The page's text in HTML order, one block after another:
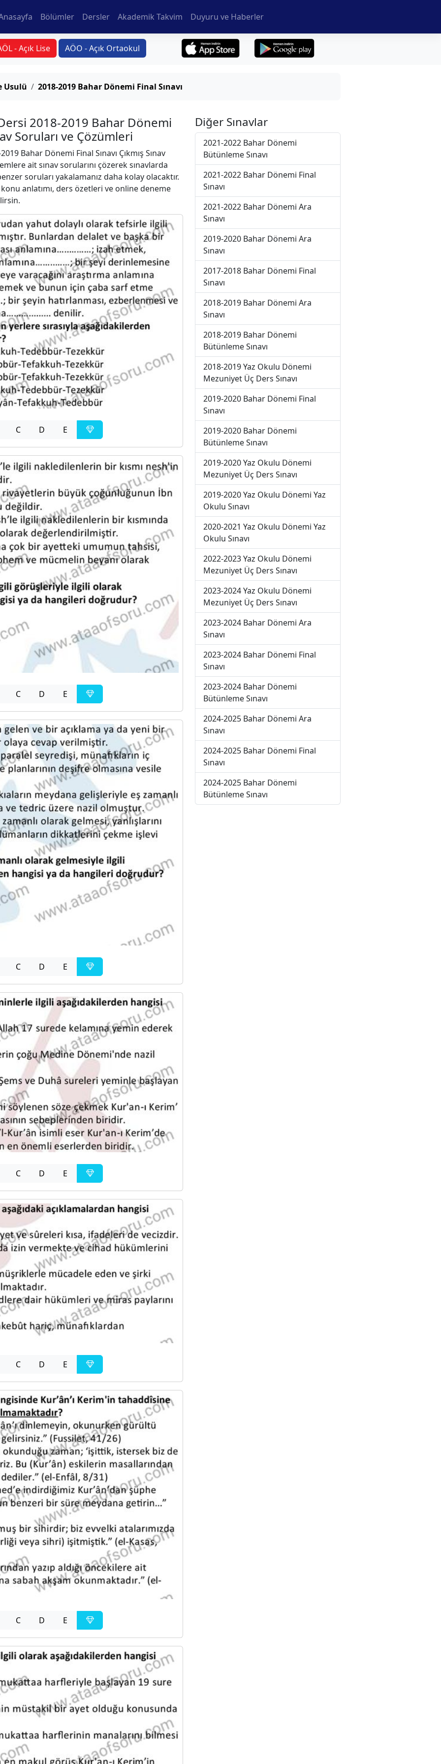
Bölümler Dersler Akademik Takvim Duyuru ve Haberler
- Açık Lise AÖO - Açık Ortaokul
Usulü 2018-2019 Bahar Dönemi Final Sınavı
2018-2019 Bahar Dönemi
Soruları ve Çözümleri
Bahar Dönemi Final Sınavı Çıkmış Sınav
ait sınav sorularını çözerek sınavlarda
soruları yakalamanız daha kolay olacaktır.
konu anlatımı, ders özetleri ve online deneme
C D E
C D E
C D E
C D E
C D E
C D E
Diğer Sınavlar
2021-2022 Bahar Dönemi
Bütünleme Sınavı
2021-2022 Bahar Dönemi Final
Sınavı
2021-2022 Bahar Dönemi Ara
Sınavı
2019-2020 Bahar Dönemi Ara
Sınavı
2017-2018 Bahar Dönemi Final
Sınavı
2018-2019 Bahar Dönemi Ara
Sınavı
2018-2019 Bahar Dönemi
Bütünleme Sınavı
2018-2019 Yaz Okulu Dönemi
Mezuniyet Üç Ders Sınavı
2019-2020 Bahar Dönemi Final
Sınavı
2019-2020 Bahar Dönemi
Bütünleme Sınavı
2019-2020 Yaz Okulu Dönemi
Mezuniyet Üç Ders Sınavı
2019-2020 Yaz Okulu Dönemi Yaz
Okulu Sınavı
2020-2021 Yaz Okulu Dönemi Yaz
Okulu Sınavı
2022-2023 Yaz Okulu Dönemi
Mezuniyet Üç Ders Sınavı
2023-2024 Yaz Okulu Dönemi
Mezuniyet Üç Ders Sınavı
2023-2024 Bahar Dönemi Ara
Sınavı
2023-2024 Bahar Dönemi Final
Sınavı
2023-2024 Bahar Dönemi
Bütünleme Sınavı
2024-2025 Bahar Dönemi Ara
Sınavı
2024-2025 Bahar Dönemi Final
Sınavı
2024-2025 Bahar Dönemi
Bütünleme Sınavı